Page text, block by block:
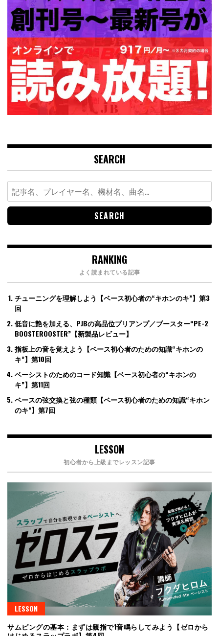
SEARCH
Search
for:
RANKING
よく読まれている記事
チューニングを理解しよう【ベース初心者の“キホンのキ”】第3
回
低音に艶を加える、PJBの高品位プリアンプ／ブースター“PE-2
BOOSTEROOSTER”【新製品レビュー】
指板上の音を覚えよう【ベース初心者のための知識“キホンの
キ”】第10回
ベーシストのためのコード知識【ベース初心者の“キホンの
キ”】第11回
ベースの弦交換と弦の種類【ベース初心者のための知識“キホン
のキ”】第7回
LESSON
初心者から上級までレッスン記事
LESSON
サムピングの基本：まずは親指で1音鳴らしてみよう【ゼロから